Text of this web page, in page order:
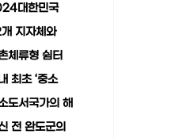
대한민국
지자체와
체류형 쉼터
최초 ‘중소
도서국가의 해
전 완도군의